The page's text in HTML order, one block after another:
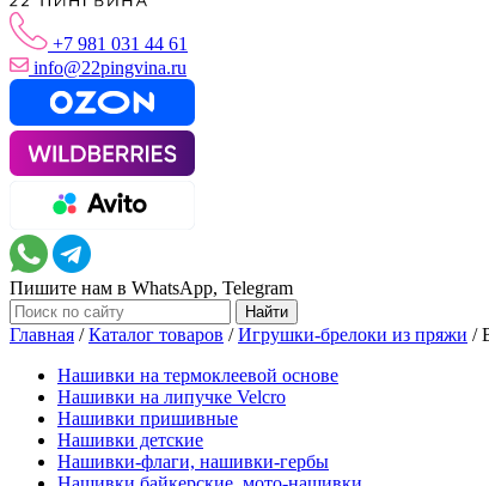
+7 981 031 44 61
info@22pingvina.ru
Пишите нам в WhatsApp, Telegram
Главная /Каталог товаров /Игрушки-брелоки из пряжи /
Нашивки на термоклеевой основе
Нашивки на липучке Velcro
Нашивки пришивные
Нашивки детские
Нашивки-флаги, нашивки-гербы